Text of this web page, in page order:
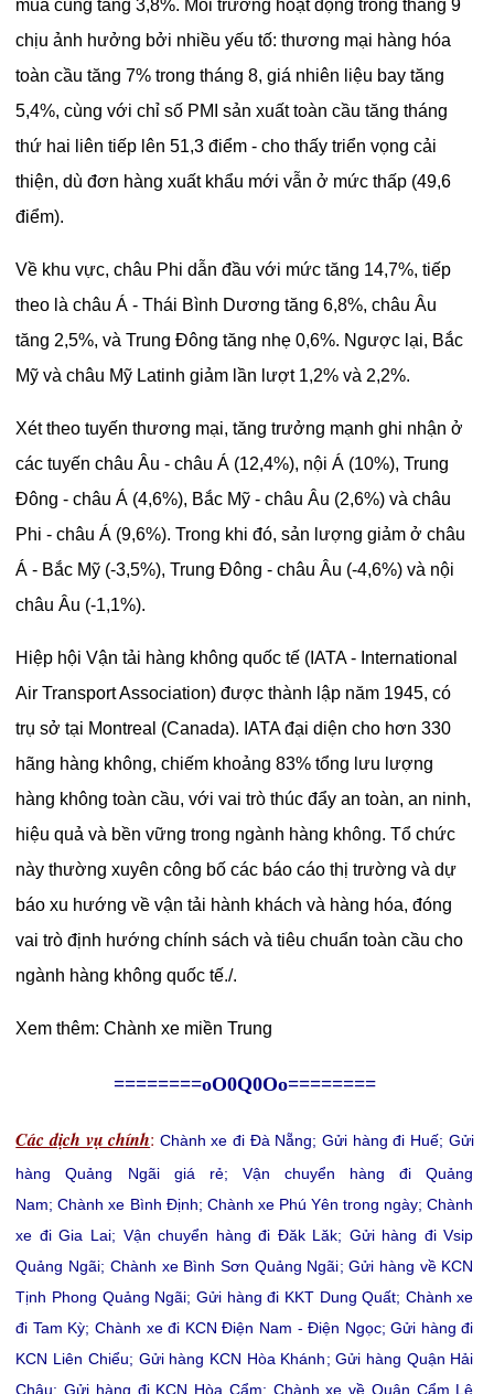
mùa cũng tăng 3,8%. Môi trường hoạt động trong tháng 9
chịu ảnh hưởng bởi nhiều yếu tố: thương mại hàng hóa
toàn cầu tăng 7% trong tháng 8, giá nhiên liệu bay tăng
5,4%, cùng với chỉ số PMI sản xuất toàn cầu tăng tháng
thứ hai liên tiếp lên 51,3 điểm - cho thấy triển vọng cải
thiện, dù đơn hàng xuất khẩu mới vẫn ở mức thấp (49,6
điểm).
Về khu vực, châu Phi dẫn đầu với mức tăng 14,7%, tiếp
theo là châu Á - Thái Bình Dương tăng 6,8%, châu Âu
tăng 2,5%, và Trung Đông tăng nhẹ 0,6%. Ngược lại, Bắc
Mỹ và châu Mỹ Latinh giảm lần lượt 1,2% và 2,2%.
Xét theo tuyến thương mại, tăng trưởng mạnh ghi nhận ở
các tuyến châu Âu - châu Á (12,4%), nội Á (10%), Trung
Đông - châu Á (4,6%), Bắc Mỹ - châu Âu (2,6%) và châu
Phi - châu Á (9,6%). Trong khi đó, sản lượng giảm ở châu
Á - Bắc Mỹ (-3,5%), Trung Đông - châu Âu (-4,6%) và nội
châu Âu (-1,1%).
Hiệp hội Vận tải hàng không quốc tế (IATA - International
Air Transport Association) được thành lập năm 1945, có
trụ sở tại Montreal (Canada). IATA đại diện cho hơn 330
hãng hàng không, chiếm khoảng 83% tổng lưu lượng
hàng không toàn cầu, với vai trò thúc đẩy an toàn, an ninh,
hiệu quả và bền vững trong ngành hàng không. Tổ chức
này thường xuyên công bố các báo cáo thị trường và dự
báo xu hướng về vận tải hành khách và hàng hóa, đóng
vai trò định hướng chính sách và tiêu chuẩn toàn cầu cho
ngành hàng không quốc tế./.
Xem thêm:Chành xe miền Trung
========oO0Q0Oo========
Các dịch vụ chính: Chành xe đi Đà Nẵng; Gửi hàng đi Huế; Gửi
hàng Quảng Ngãi giá rẻ; Vận chuyển hàng đi Quảng
Nam;Chành xe Bình Định; Chành xe Phú Yên trong ngày; Chành
xe đi Gia Lai; Vận chuyển hàng đi Đăk Lăk; Gửi hàng đi Vsip
Quảng Ngãi; Chành xe Bình Sơn Quảng Ngãi;Gửi hàng về KCN
Tịnh Phong Quảng Ngãi; Gửi hàng đi KKT Dung Quất; Chành xe
đi Tam Kỳ;Chành xe đi KCN Điện Nam - Điện Ngọc;Gửi hàng đi
KCN Liên Chiểu; Gửi hàng KCN Hòa Khánh;Gửi hàng Quận Hải
Châu;Gửi hàng đi KCN Hòa Cẩm; Chành xe về Quận Cẩm Lệ